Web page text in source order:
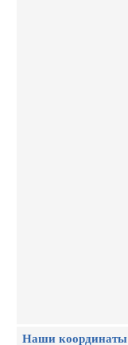
Наши координаты